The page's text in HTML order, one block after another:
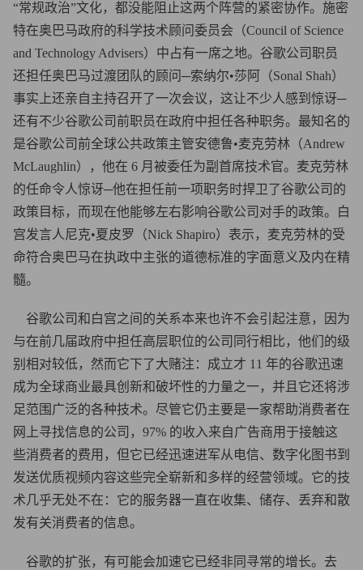
“常规政治”文化，都没能阻止这两个阵营的紧密协作。施密
特在奥巴马政府的科学技术顾问委员会（Council of Science
and Technology Advisers）中占有一席之地。谷歌公司职员
还担任奥巴马过渡团队的顾问─索纳尔•莎阿（Sonal Shah）
事实上还亲自主持召开了一次会议，这让不少人感到惊讶─
还有不少谷歌公司前职员在政府中担任各种职务。最知名的
是谷歌公司前全球公共政策主管安德鲁•麦克劳林（Andrew
McLaughlin），他在 6 月被委任为副首席技术官。麦克劳林
的任命令人惊讶─他在担任前一项职务时捍卫了谷歌公司的
政策目标，而现在他能够左右影响谷歌公司对手的政策。白
宫发言人尼克•夏皮罗（Nick Shapiro）表示，麦克劳林的受
命符合奥巴马在执政中主张的道德标准的字面意义及内在精
髓。
谷歌公司和白宫之间的关系本来也许不会引起注意，因为
与在前几届政府中担任高层职位的公司同行相比，他们的级
别相对较低，然而它下了大赌注：成立才 11 年的谷歌迅速
成为全球商业最具创新和破坏性的力量之一，并且它还将涉
足范围广泛的各种技术。尽管它仍主要是一家帮助消费者在
网上寻找信息的公司，97% 的收入来自广告商用于接触这
些消费者的费用，但它已经迅速进军从电信、数字化图书到
发送优质视频内容这些完全崭新和多样的经营领域。它的技
术几乎无处不在：它的服务器一直在收集、储存、丢弃和散
发有关消费者的信息。
谷歌的扩张，有可能会加速它已经非同寻常的增长。去